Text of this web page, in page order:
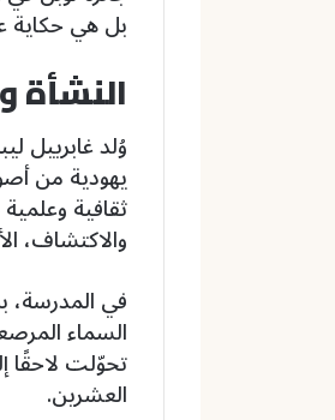
بل هي حكاية
النشأة
وُلد غابرييل
يهودية من
ثقافية
والاكتشاف،
في المدرسة،
السماء
تحوّلت لاحقًا
العشرين.